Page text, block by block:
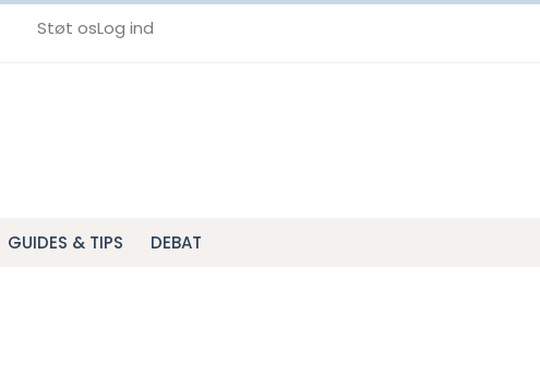
Støt osLog ind
GUIDES & TIPS DEBAT